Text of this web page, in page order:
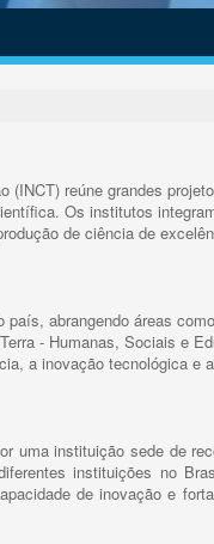
reúne grandes
Os institutos
de ciência de
abrangendo áreas
- Humanas, Sociais e
a inovação tecnológica e
uma instituição sede de
instituições no
de inovação e